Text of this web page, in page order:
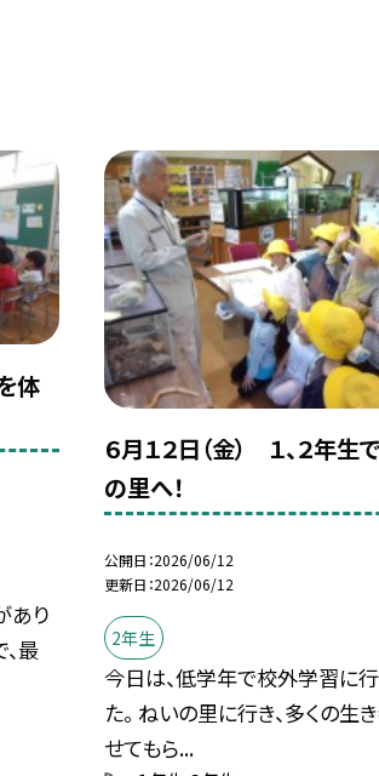
体
あり
最
６月１２日（金） １、２年生
の里へ！
公開日 2026/06/12
更新日 2026/06/12
2年生
今日は、低学年で校外学習に
た。 ねいの里に行き、多くの生
せてもら...